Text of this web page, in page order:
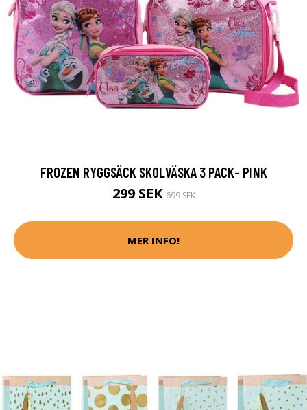
FROZEN RYGGSÄCK SKOLVÄSKA 3 PACK- PINK
299 SEK699 SEK
MER INFO!